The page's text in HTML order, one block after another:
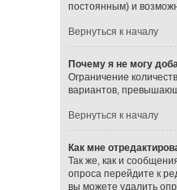
постоянным) и
Вернуться к началу
Почему я не могу
Ограничение
вариантов,
Вернуться к началу
Как мне
Так же, как и
опроса перейдите к
вы можете удалить